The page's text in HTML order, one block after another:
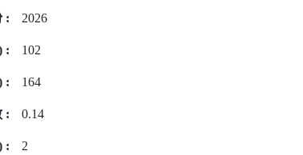
2026
102
164
0.14
2